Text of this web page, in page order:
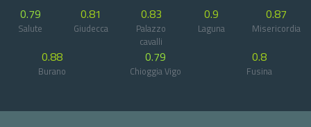
0.79
Salute
0.81
Giudecca
0.83
Palazzo
cavalli
0.9
Laguna
0.87
Misericordia
0.88
Burano
0.79
Chioggia Vigo
0.8
Fusina